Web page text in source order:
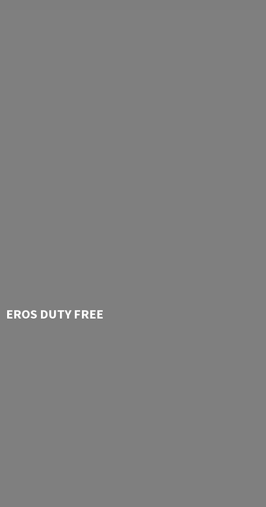
EROS DUTY FREE